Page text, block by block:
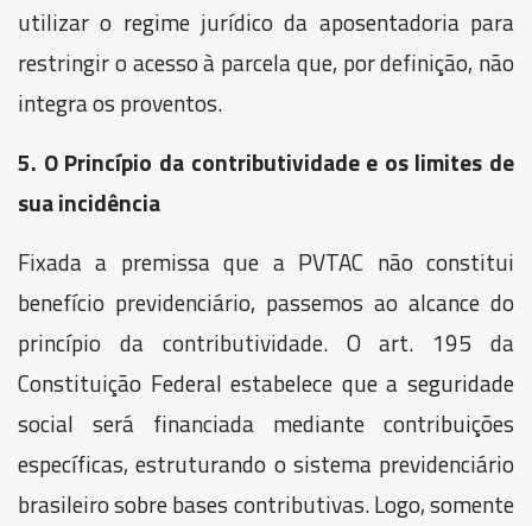
utilizar o regime jurídico da aposentadoria para
restringir o acesso à parcela que, por definição, não
integra os proventos.
5. O Princípio da contributividade e os limites de
sua incidência
Fixada a premissa que a PVTAC não constitui
benefício previdenciário, passemos ao alcance do
princípio da contributividade. O art. 195 da
Constituição Federal estabelece que a seguridade
social será financiada mediante contribuições
específicas, estruturando o sistema previdenciário
brasileiro sobre bases contributivas. Logo, somente